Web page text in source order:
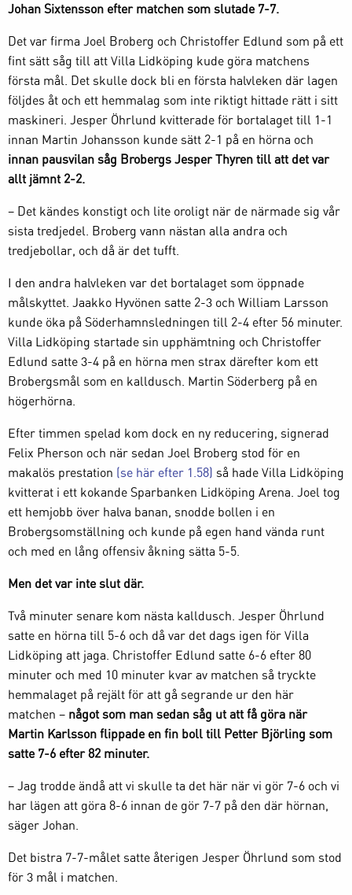
Johan Sixtensson efter matchen som slutade 7-7.
Det var firma Joel Broberg och Christoffer Edlund som på ett
fint sätt såg till att Villa Lidköping kude göra matchens
första mål. Det skulle dock bli en första halvleken där lagen
följdes åt och ett hemmalag som inte riktigt hittade rätt i sitt
maskineri. Jesper Öhrlund kvitterade för bortalaget till 1-1
innan Martin Johansson kunde sätt 2-1 på en hörna och
innan pausvilan såg Brobergs Jesper Thyren till att det var
allt jämnt 2-2.
– Det kändes konstigt och lite oroligt när de närmade sig vår
sista tredjedel. Broberg vann nästan alla andra och
tredjebollar, och då är det tufft.
I den andra halvleken var det bortalaget som öppnade
målskyttet. Jaakko Hyvönen satte 2-3 och William Larsson
kunde öka på Söderhamnsledningen till 2-4 efter 56 minuter.
Villa Lidköping startade sin upphämtning och Christoffer
Edlund satte 3-4 på en hörna men strax därefter kom ett
Brobergsmål som en kalldusch. Martin Söderberg på en
högerhörna.
Efter timmen spelad kom dock en ny reducering, signerad
Felix Pherson och när sedan Joel Broberg stod för en
makalös prestation (se här efter 1.58) så hade Villa Lidköping
kvitterat i ett kokande Sparbanken Lidköping Arena. Joel tog
ett hemjobb över halva banan, snodde bollen i en
Brobergsomställning och kunde på egen hand vända runt
och med en lång offensiv åkning sätta 5-5.
Men det var inte slut där.
Två minuter senare kom nästa kalldusch. Jesper Öhrlund
satte en hörna till 5-6 och då var det dags igen för Villa
Lidköping att jaga. Christoffer Edlund satte 6-6 efter 80
minuter och med 10 minuter kvar av matchen så tryckte
hemmalaget på rejält för att gå segrande ur den här
matchen – något som man sedan såg ut att få göra när
Martin Karlsson flippade en fin boll till Petter Björling som
satte 7-6 efter 82 minuter.
– Jag trodde ändå att vi skulle ta det här när vi gör 7-6 och vi
har lägen att göra 8-6 innan de gör 7-7 på den där hörnan,
säger Johan.
Det bistra 7-7-målet satte återigen Jesper Öhrlund som stod
för 3 mål i matchen.